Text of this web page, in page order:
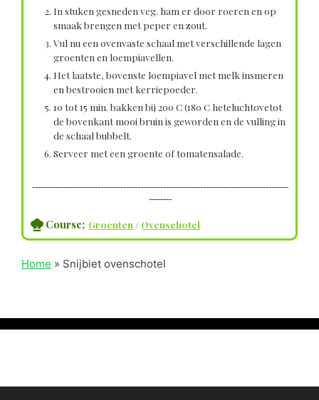
In stuken gesneden veg. ham er door roeren en op
smaak brengen met peper en zout.
Vul nu een ovenvaste schaal met verschillende lagen
groenten en loempiavellen.
Het laatste, bovenste loempiavel met melk insmeren
en bestrooien met kerriepoeder.
10 tot 15 min. bakken bij 200 C (180 C heteluchtovetot
de bovenkant mooi bruin is geworden en de vulling in
de schaal bubbelt.
Serveer met een groente of tomatensalade.
------------------------------------------------------------------------------------------
--------
Course; Groenten / Ovenschotel
Home » Snijbiet ovenschotel